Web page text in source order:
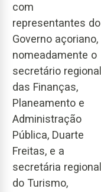
com
representantes do
Governo açoriano,
nomeadamente o
secretário regional
das Finanças,
Planeamento e
Administração
Pública, Duarte
Freitas, e a
secretária regional
do Turismo,